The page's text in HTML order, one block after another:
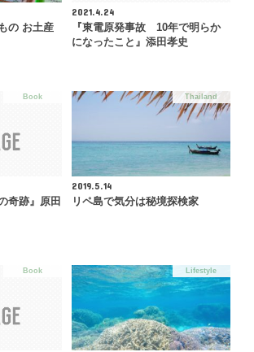
の お土産
2021.4.24
『東電原発事故 10年で明らか
になったこと』添田孝史
Book
奇跡』原田
Thailand
2019.5.14
リペ島で気分は秘境探検家
Book Lifestyle